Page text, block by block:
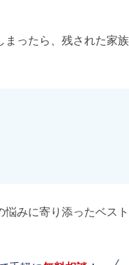
ったら、残された家
みに寄り添ったベス